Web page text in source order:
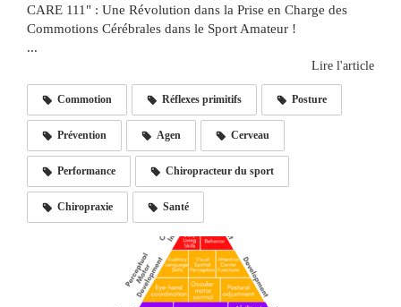
CARE 111" : Une Révolution dans la Prise en Charge des
Commotions Cérébrales dans le Sport Amateur !
...
Lire l'article
Commotion Réflexes primitifs Posture
Prévention Agen Cerveau
Performance Chiropracteur du sport
Chiropraxie Santé